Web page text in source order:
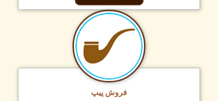
فروش پیپ